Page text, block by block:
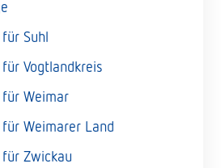
Suhl
Vogtlandkreis
Weimar
Weimarer Land
Zwickau